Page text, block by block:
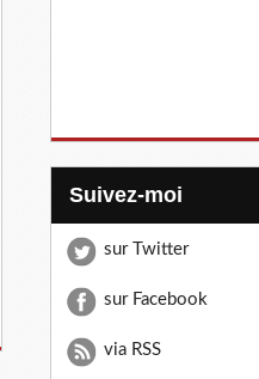
Suivez-moi
sur Twitter
sur Facebook
via RSS